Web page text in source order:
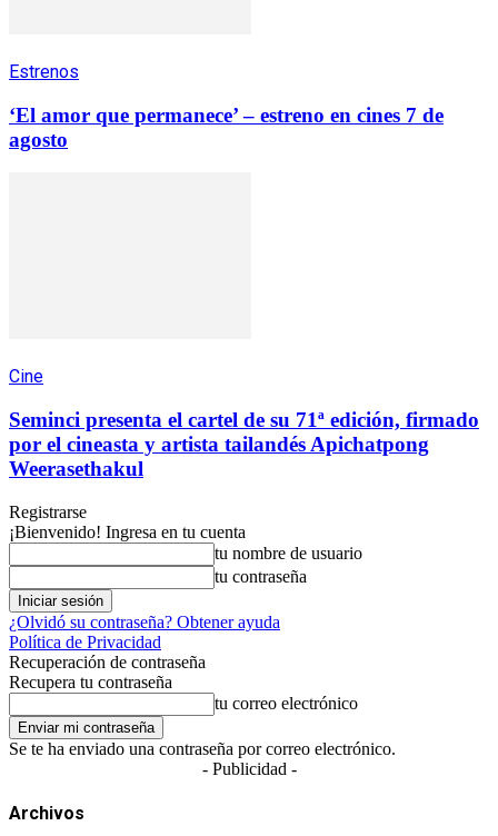
Estrenos
‘El amor que permanece’ – estreno en cines 7 de
agosto
Cine
Seminci presenta el cartel de su 71ª edición, firmado
por el cineasta y artista tailandés Apichatpong
Weerasethakul
Registrarse
¡Bienvenido! Ingresa en tu cuenta
tu nombre de usuario
tu contraseña
¿Olvidó su contraseña? Obtener ayuda
Política de Privacidad
Recuperación de contraseña
Recupera tu contraseña
tu correo electrónico
Se te ha enviado una contraseña por correo electrónico.
- Publicidad -
Archivos